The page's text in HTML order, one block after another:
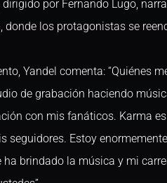
dirigido por Fernando Lugo,
donde los protagonistas se
Yandel comenta: “Quiénes
de grabación haciendo
con mis fanáticos. Karma
seguidores. Estoy
ha brindado la música y mi